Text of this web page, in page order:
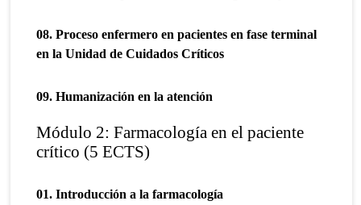
08. Proceso enfermero en pacientes en fase terminal
en la Unidad de Cuidados Críticos
09. Humanización en la atención
Módulo 2: Farmacología en el paciente
crítico (5 ECTS)
01. Introducción a la farmacología